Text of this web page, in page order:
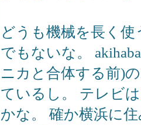
どうも機械を長く
でもないな。
ニカと合体する前)
ているし。 テレビ
かな。 確か横浜に